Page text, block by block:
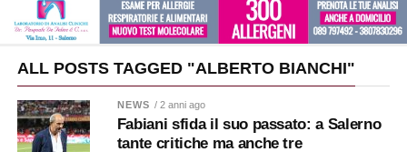
ALL POSTS TAGGED "ALBERTO BIANCHI"
NEWS / 2 anni ago
Fabiani sfida il suo passato: a Salerno
tante critiche ma anche tre